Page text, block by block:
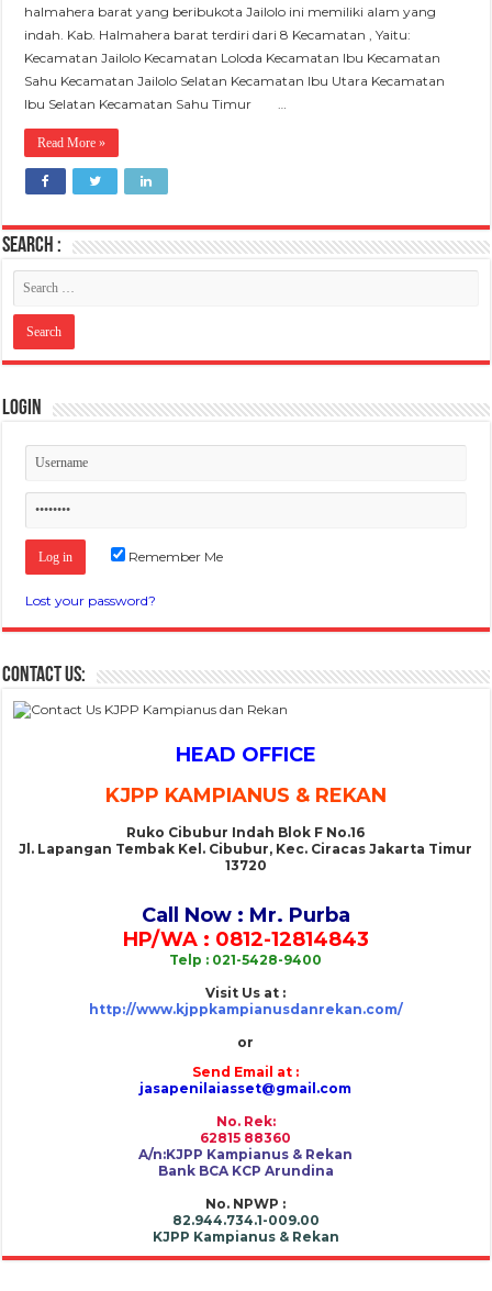
halmahera barat yang beribukota Jailolo ini memiliki alam yang
indah. Kab. Halmahera barat terdiri dari 8 Kecamatan , Yaitu:
Kecamatan Jailolo Kecamatan Loloda Kecamatan Ibu Kecamatan
Sahu Kecamatan Jailolo Selatan Kecamatan Ibu Utara Kecamatan
Ibu Selatan Kecamatan Sahu Timur …
Read More »
SEARCH :
Login
Remember Me
Lost your password?
CONTACT US:
HEAD OFFICE
KJPP KAMPIANUS & REKAN
Ruko Cibubur Indah Blok F No.16
Jl. Lapangan Tembak Kel. Cibubur, Kec. Ciracas Jakarta Timur
13720
Call Now : Mr. Purba
HP/WA : 0812-12814843
Telp : 021-5428-9400
Visit Us at :
http://www.kjppkampianusdanrekan.com/
or
Send Email at :
jasapenilaiasset@gmail.com
No. Rek:
62815 88360
A/n:KJPP Kampianus & Rekan
Bank BCA KCP Arundina
No. NPWP :
82.944.734.1-009.00
KJPP Kampianus & Rekan